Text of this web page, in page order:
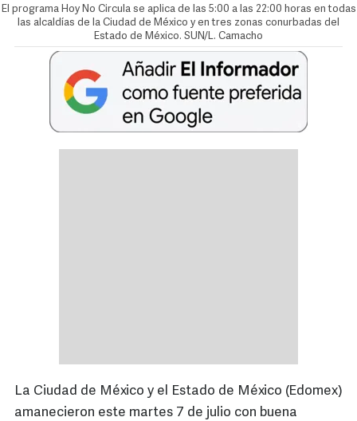
El programa Hoy No Circula se aplica de las 5:00 a las 22:00 horas en todas
las alcaldías de la Ciudad de México y en tres zonas conurbadas del
Estado de México. SUN/L. Camacho
La Ciudad de México y el Estado de México (Edomex)
amanecieron este martes 7 de julio con buena